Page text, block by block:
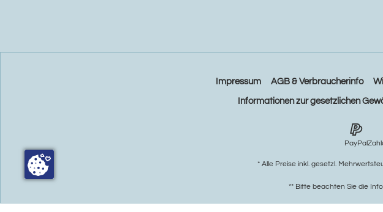
Impressum AGB & Verbraucherinfo
Informationen zur gesetzlichen
PayPal
* Alle Preise inkl. gesetzl.
** Bitte beachten Sie die